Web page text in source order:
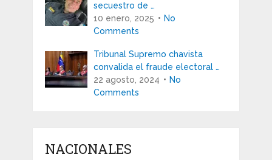
secuestro de …
10 enero, 2025
No
Comments
Tribunal Supremo chavista
convalida el fraude electoral …
22 agosto, 2024
No
Comments
NACIONALES